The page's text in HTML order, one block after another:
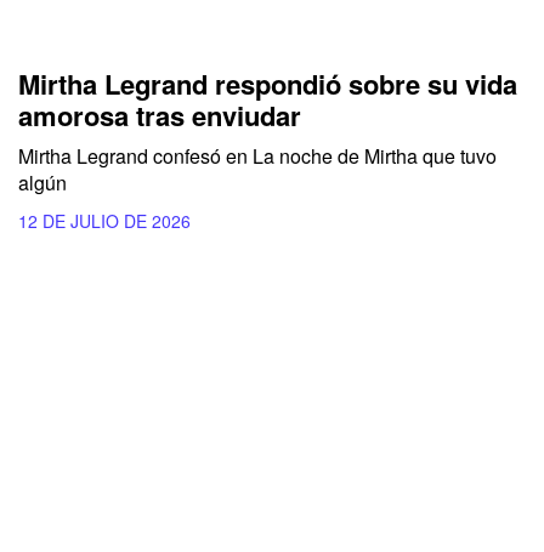
Mirtha Legrand respondió sobre su vida
amorosa tras enviudar
Mirtha Legrand confesó en La noche de Mirtha que tuvo
algún
12 DE JULIO DE 2026